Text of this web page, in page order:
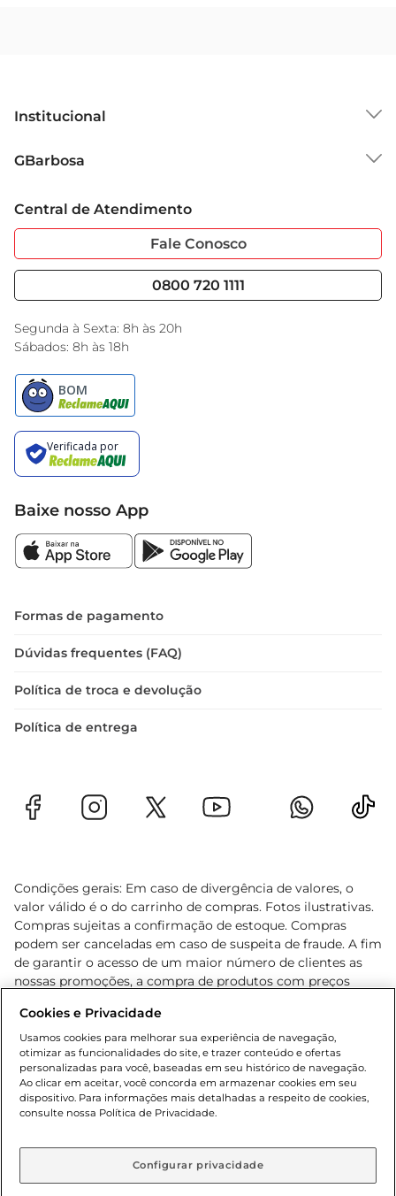
Institucional
Grupo Cencosud
Sobre Privacidade
Portal do Fornecedo
Nossas Lojas
GBarbosa
Garantia Estendida
Serviços
Black Friday
Encarte do Dia
Central de Atendimento
Fale Conosco
0800 720 1111
Segunda à Sexta: 8h às 20h
Sábados: 8h às 18h
Baixe nosso App
Formas de pagamento
Dúvidas frequentes (FAQ)
Política de troca e devolução
Política de entrega
Condições gerais: Em caso de divergência de valores, o
valor válido é o do carrinho de compras. Fotos ilustrativas.
Compras sujeitas a confirmação de estoque. Compras
podem ser canceladas em caso de suspeita de fraude. A fim
de garantir o acesso de um maior número de clientes as
nossas promoções, a compra de produtos com preços
cliente. Os preços, ofertas e condições são exclusivos para
o e-commerce e válidos durante o dia de hoje, podendo
sofrer alterações sem prévia notificação. Proibida a venda
de bebidas alcoólicas para menores de 18 anos, conforme
Lei n.º 8069/90, art. 81, inciso II (Estatuto da Criança e do
Adolescente). Preços e condições exclusivos para o
aviso prévio. O valor mínimo para as compras on-line é de
Cookies e Privacidade
Usamos cookies para melhorar sua experiência de navegação,
otimizar as funcionalidades do site, e trazer conteúdo e ofertas
personalizadas para você, baseadas em seu histórico de navegação.
Ao clicar em aceitar, você concorda em armazenar cookies em seu
dispositivo. Para informações mais detalhadas a respeito de cookies,
consulte nossa Política de Privacidade.
Configurar privacidade